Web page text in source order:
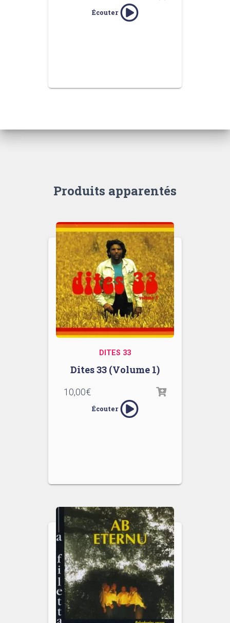
Écouter
Produits apparentés
DITES 33
Dites 33 (Volume 1)
10,00€
Écouter